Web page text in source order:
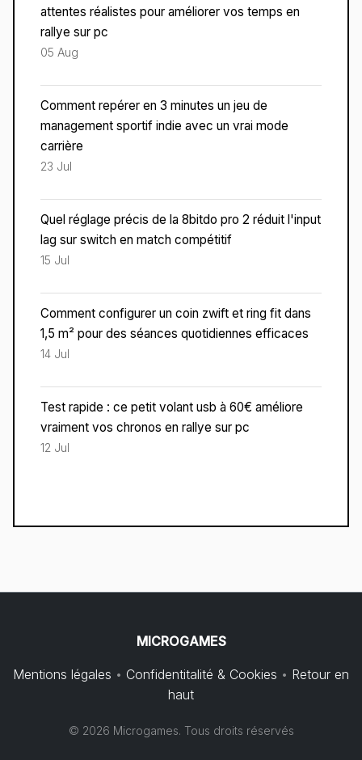
attentes réalistes pour améliorer vos temps en
rallye sur pc
05 Aug
Comment repérer en 3 minutes un jeu de
management sportif indie avec un vrai mode
carrière
23 Jul
Quel réglage précis de la 8bitdo pro 2 réduit l'input
lag sur switch en match compétitif
15 Jul
Comment configurer un coin zwift et ring fit dans
1,5 m² pour des séances quotidiennes efficaces
14 Jul
Test rapide : ce petit volant usb à 60€ améliore
vraiment vos chronos en rallye sur pc
12 Jul
MICROGAMES
Mentions légales • Confidentitalité & Cookies • Retour en
haut
© 2026 Microgames. Tous droits réservés